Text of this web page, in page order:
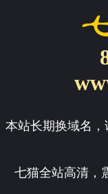
本站长期换域名
七猫全站高清，